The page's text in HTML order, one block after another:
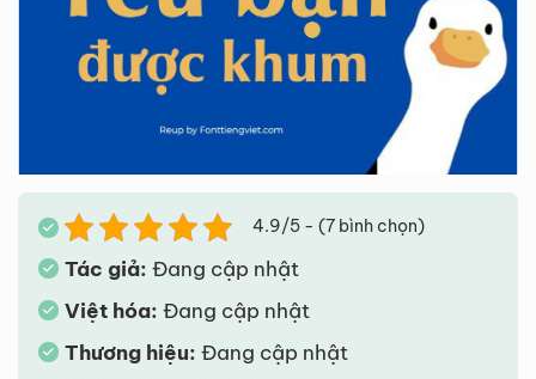
4.9/5 - (7 bình chọn)
Tác giả: Đang cập nhật
Việt hóa: Đang cập nhật
Thương hiệu: Đang cập nhật